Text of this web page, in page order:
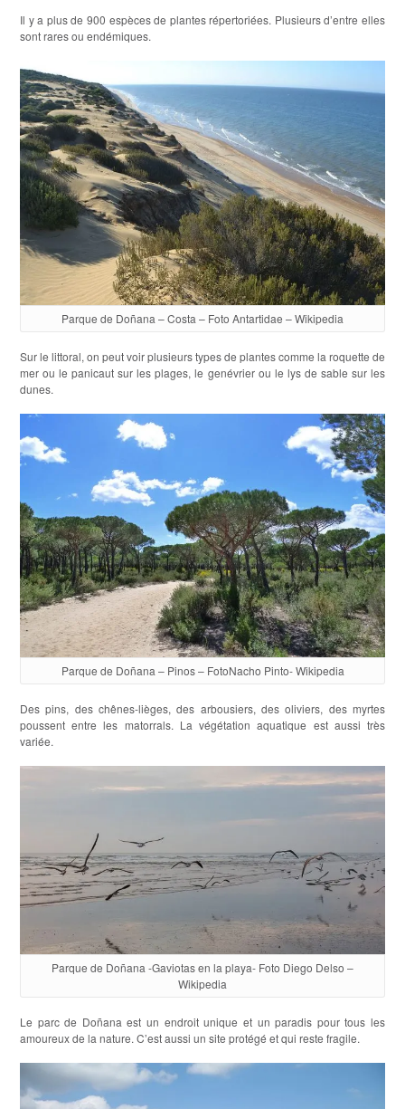
Il y a plus de 900 espèces de plantes répertoriées. Plusieurs d’entre elles
sont rares ou endémiques.
Parque de Doñana – Costa – Foto Antartidae – Wikipedia
Sur le littoral, on peut voir plusieurs types de plantes comme la roquette de
mer ou le panicaut sur les plages, le genévrier ou le lys de sable sur les
dunes.
Parque de Doñana – Pinos – FotoNacho Pinto- Wikipedia
Des pins, des chênes-lièges, des arbousiers, des oliviers, des myrtes
poussent entre les matorrals. La végétation aquatique est aussi très
variée.
Parque de Doñana -Gaviotas en la playa- Foto Diego Delso –
Wikipedia
Le parc de Doñana est un endroit unique et un paradis pour tous les
amoureux de la nature. C’est aussi un site protégé et qui reste fragile.